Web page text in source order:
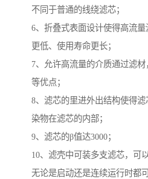
不同于普通的线绕滤芯；
6、折叠式表面设计使得高流
更低、使用寿命更长；
7、允许高流量的介质通过滤
等优点；
8、滤芯的里进外出结构使得
染物在滤芯的内部；
9、滤芯的β值达3000；
10、滤壳中可装多支滤芯，可
无论是启动还是连续运行时都